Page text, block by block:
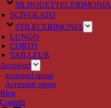
SILHOUETTECERIMONIA
SCIVOLATO
STILECERIMONIA
LUNGO
CORTO
TAILLEUR
Accessori
accessori sposa
Accessori sposo
Blog
Contatti